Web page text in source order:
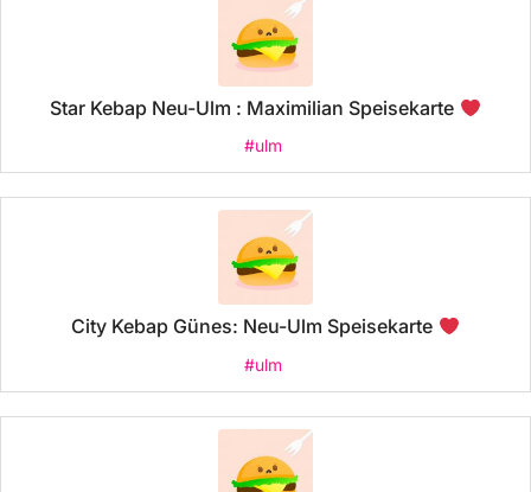
Star Kebap Neu-Ulm : Maximilian Speisekarte
#ulm
City Kebap Günes: Neu-Ulm Speisekarte
#ulm